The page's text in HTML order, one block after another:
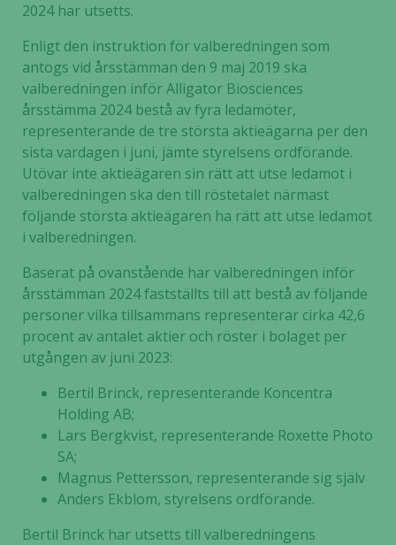
2024 har utsetts.
Enligt den instruktion för valberedningen som
antogs vid årsstämman den 9 maj 2019 ska
valberedningen inför Alligator Biosciences
årsstämma 2024 bestå av fyra ledamöter,
representerande de tre största aktieägarna per den
sista vardagen i juni, jämte styrelsens ordförande.
Utövar inte aktieägaren sin rätt att utse ledamot i
valberedningen ska den till röstetalet närmast
följande största aktieägaren ha rätt att utse ledamot
i valberedningen.
Baserat på ovanstående har valberedningen inför
årsstämman 2024 fastställts till att bestå av följande
personer vilka tillsammans representerar cirka 42,6
procent av antalet aktier och röster i bolaget per
utgången av juni 2023:
Bertil Brinck, representerande Koncentra
Holding AB;
Lars Bergkvist, representerande Roxette Photo
SA;
Magnus Pettersson, representerande sig själv
Anders Ekblom, styrelsens ordförande.
Bertil Brinck har utsetts till valberedningens